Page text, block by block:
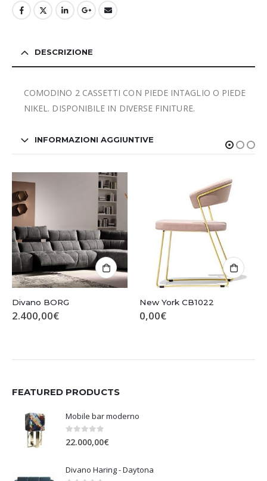
DESCRIZIONE
COMODINO 2 CASSETTI CON PIEDE INTAGLIO O PIEDE
NIKEL. DISPONIBILE IN DIVERSE FINITURE.
INFORMAZIONI AGGIUNTIVE
Divano BORG
2.400,00€
New York CB1022
0,00€
FEATURED PRODUCTS
Mobile bar moderno
0Su 5
22.000,00€
Divano Haring - Daytona